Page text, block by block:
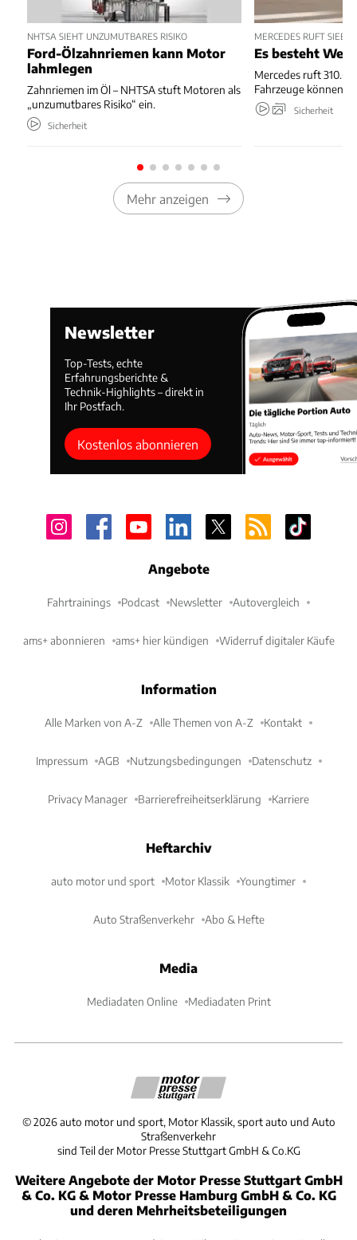
NHTSA SIEHT UNZUMUTBARES RISIKO
Ford-Ölzahnriemen kann Motor
lahmlegen
Zahnriemen im Öl – NHTSA stuft Motoren als
„unzumutbares Risiko“ ein.
Sicherheit
MERCEDES RUFT
Es besteht
Mercedes ruft
Fahrzeuge können
Sicherheit
Mehr anzeigen
Newsletter
Top-Tests, echte
Erfahrungsberichte &
Technik-Highlights – direkt in
Ihr Postfach.
Kostenlos abonnieren
Angebote
Fahrtrainings Podcast Newsletter Autovergleich
ams+ abonnieren ams+ hier kündigen Widerruf digitaler Käufe
Information
Alle Marken von A-Z Alle Themen von A-Z Kontakt
Impressum AGB Nutzungsbedingungen Datenschutz
Privacy Manager Barrierefreiheitserklärung Karriere
Heftarchiv
auto motor und sport Motor Klassik Youngtimer
Auto Straßenverkehr Abo & Hefte
Media
Mediadaten Online Mediadaten Print
©2026 auto motor und sport, Motor Klassik, sport auto und Auto
Straßenverkehr
sind Teil der Motor Presse Stuttgart GmbH & Co.KG
Weitere Angebote der Motor Presse Stuttgart GmbH
& Co. KG & Motor Presse Hamburg GmbH & Co. KG
und deren Mehrheitsbeteiligungen